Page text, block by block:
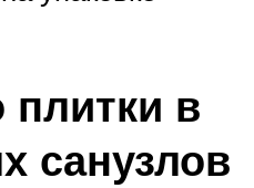
плитки в
санузлов